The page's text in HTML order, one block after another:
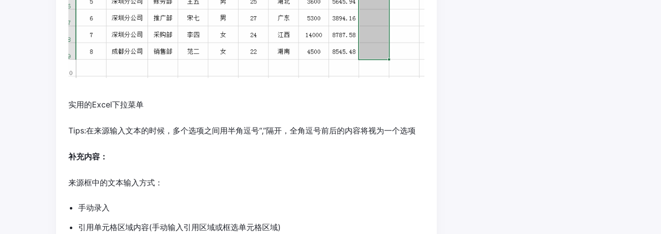
实用的Excel下拉菜单
Tips:在来源输入文本的时候，多个选项之间用半角逗号“,”隔开，全角逗号前后的内容将视为一个选项
补充内容 ：
来源框中的文本输入方式：
手动录入
引用单元格区域内容(手动输入引用区域或框选单元格区域)